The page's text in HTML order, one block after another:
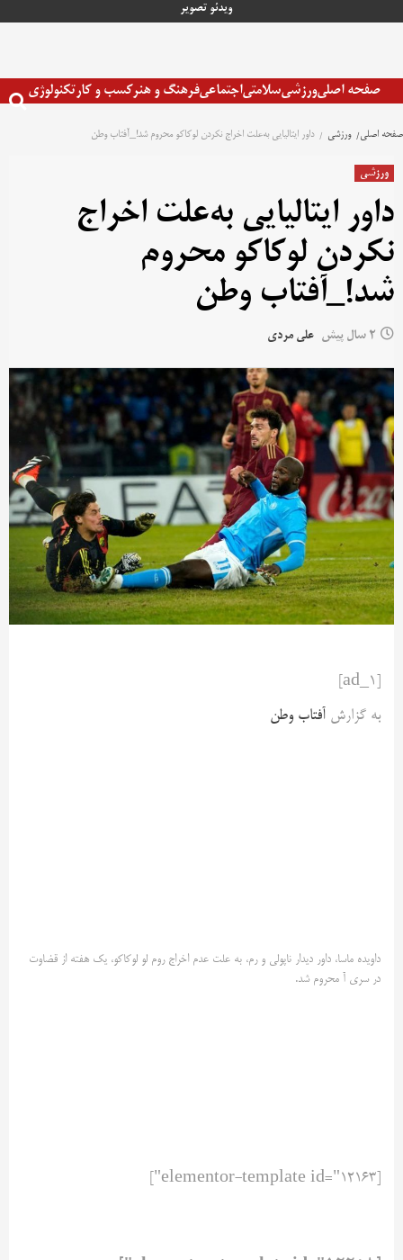
ویدئو تصویر
صفحه اصلیورزشیسلامتیاجتماعیفرهنگ و هنرکسب و کارتکنولوژی
صفحه اصلی ورزشی داور ایتالیایی به‌علت اخراج نکردن لوکاکو محروم شد!_آفتاب وطن
ورزشی
داور ایتالیایی به‌علت اخراج
نکردن لوکاکو محروم
شد!_آفتاب وطن
2 سال پیش علی مردی
به گزارش آفتاب وطن
داویده ماسا، داور دیدار ناپولی و رم، به علت عدم اخراج روم لو لوکاکو، یک هفته از قضاوت
در سری آ محروم شد.